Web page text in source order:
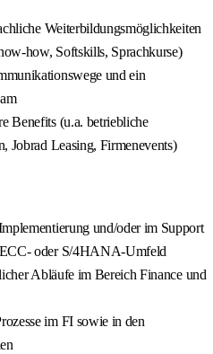
Weiterbildungsmöglichkeiten
how, Softskills, Sprachkurse)
und ein
Benefits (u.a. betriebliche
Jobrad Leasing, Firmenevents)
und/oder im Support
oder S/4HANA-Umfeld
Abläufe im Bereich Finance und
im FI sowie in den